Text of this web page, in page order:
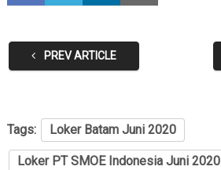
PREV ARTICLE
Tags: Loker Batam Juni 2020
Loker PT SMOE Indonesia Juni 2020